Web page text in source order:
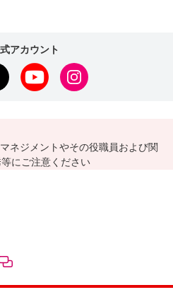
アカウント
ネジメントやその役職員および関
にご注意ください